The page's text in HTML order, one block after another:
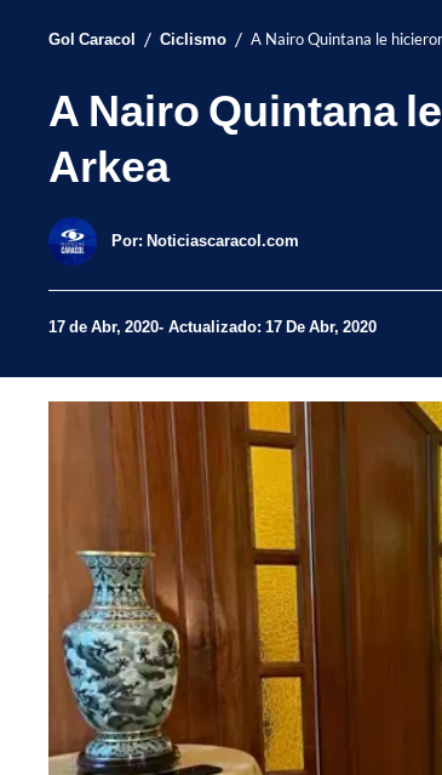
Gol Caracol / Ciclismo / A Nairo Quintana le
A Nairo Quintana
Arkea
Por: Noticiascaracol.com
17 de Abr, 2020 Actualizado: 17 De Abr, 2020